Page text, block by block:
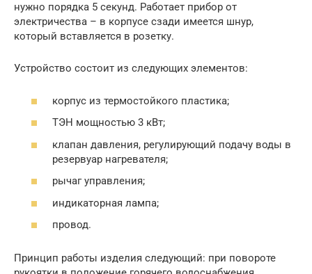
нужно порядка 5 секунд. Работает прибор от
электричества – в корпусе сзади имеется шнур,
который вставляется в розетку.
Устройство состоит из следующих элементов:
корпус из термостойкого пластика;
ТЭН мощностью 3 кВт;
клапан давления, регулирующий подачу воды в
резервуар нагревателя;
рычаг управления;
индикаторная лампа;
провод.
Принцип работы изделия следующий: при повороте